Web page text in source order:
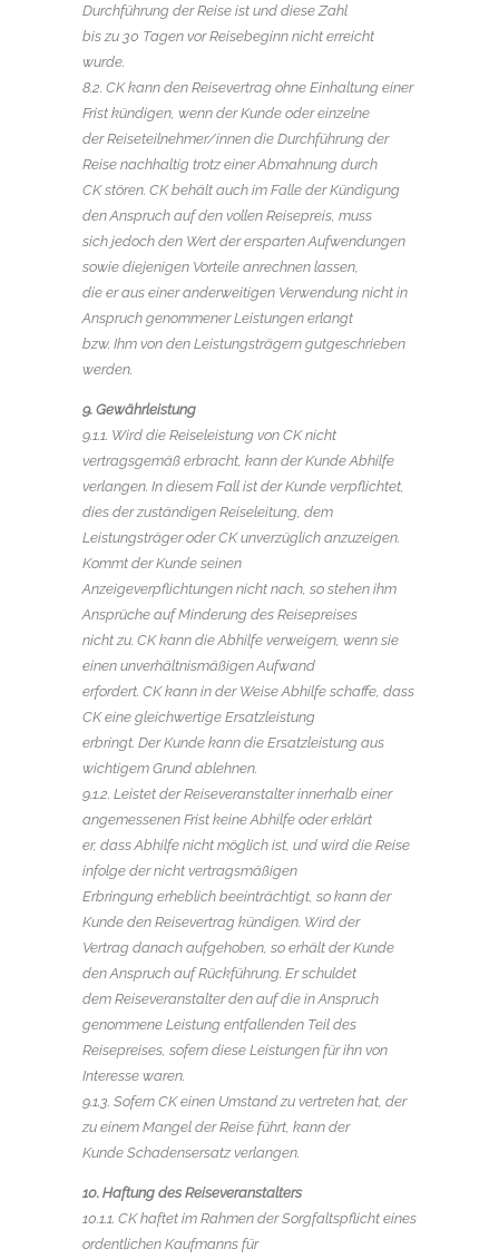
Durchführung der Reise ist und diese Zahl
bis zu 30 Tagen vor Reisebeginn nicht erreicht
wurde.
8.2. CK kann den Reisevertrag ohne Einhaltung einer
Frist kündigen, wenn der Kunde oder einzelne
der Reiseteilnehmer/innen die Durchführung der
Reise nachhaltig trotz einer Abmahnung durch
CK stören. CK behält auch im Falle der Kündigung
den Anspruch auf den vollen Reisepreis, muss
sich jedoch den Wert der ersparten Aufwendungen
sowie diejenigen Vorteile anrechnen lassen,
die er aus einer anderweitigen Verwendung nicht in
Anspruch genommener Leistungen erlangt
bzw. Ihm von den Leistungsträgern gutgeschrieben
werden.
9. Gewährleistung
9.1.1. Wird die Reiseleistung von CK nicht
vertragsgemäß erbracht, kann der Kunde Abhilfe
verlangen. In diesem Fall ist der Kunde verpflichtet,
dies der zuständigen Reiseleitung, dem
Leistungsträger oder CK unverzüglich anzuzeigen.
Kommt der Kunde seinen
Anzeigeverpflichtungen nicht nach, so stehen ihm
Ansprüche auf Minderung des Reisepreises
nicht zu. CK kann die Abhilfe verweigern, wenn sie
einen unverhältnismäßigen Aufwand
erfordert. CK kann in der Weise Abhilfe schaffe, dass
CK eine gleichwertige Ersatzleistung
erbringt. Der Kunde kann die Ersatzleistung aus
wichtigem Grund ablehnen.
9.1.2. Leistet der Reiseveranstalter innerhalb einer
angemessenen Frist keine Abhilfe oder erklärt
er, dass Abhilfe nicht möglich ist, und wird die Reise
infolge der nicht vertragsmäßigen
Erbringung erheblich beeinträchtigt, so kann der
Kunde den Reisevertrag kündigen. Wird der
Vertrag danach aufgehoben, so erhält der Kunde
den Anspruch auf Rückführung. Er schuldet
dem Reiseveranstalter den auf die in Anspruch
genommene Leistung entfallenden Teil des
Reisepreises, sofern diese Leistungen für ihn von
Interesse waren.
9.1.3. Sofern CK einen Umstand zu vertreten hat, der
zu einem Mangel der Reise führt, kann der
Kunde Schadensersatz verlangen.
10. Haftung des Reiseveranstalters
10.1.1. CK haftet im Rahmen der Sorgfaltspflicht eines
ordentlichen Kaufmanns für